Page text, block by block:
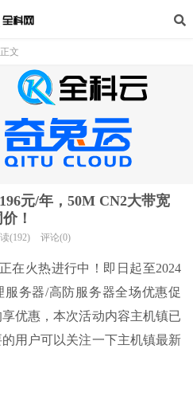
正文
元/年，50M CN2大带宽
！
(192) 评论(0)
在火热进行中！即日起至2024
务器/高防服务器全场优惠促
优惠，本次活动内容主机镇已
用户可以关注一下主机镇最新